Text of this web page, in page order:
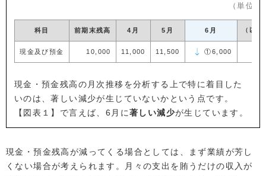
（単位
科目 前期末残高 4月 5月 6月 （以降
現金及び預金 10,000 11,000 11,500 ①6,000
現金・預金残高の月次推移を分析する上で特に着目した
いのは、著しい減少が生じていないかという点です。
【図表１】で言えば、6月に著しい減少が生じています。
現金・預金残高が減ってくる場合としては、まず業績が芳し
くない場合が考えられます。月々の支出を賄うだけの収入が